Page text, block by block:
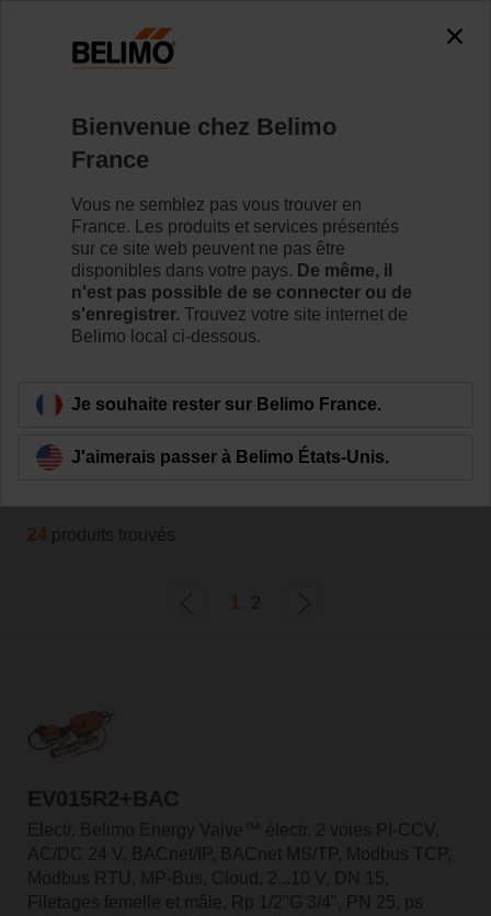
Belimo Energy Valve™ avec TEM
La vanne Belimo Energy Valve™ avec compteur
contrôle de l'énergie et la facturation (certifiée) dans un
seul appareil. Mesurer et surveiller avec précision débits
thermiques et la consommation d'énergie dans les
systèmes de chauffage et de refroidissement avec une
comptabilité analytique basée sur l'IoT à l'aide d'un seul
appareil.
Filtrer par
24produits trouvés
1 2
EV015R2+BAC
Electr. Belimo Energy Valve™ électr. 2 voies PI-CCV,
AC/DC 24 V, BACnet/IP, BACnet MS/TP, Modbus TCP,
Modbus RTU, MP-Bus, Cloud, 2...10 V, DN 15,
Filetages femelle et mâle, Rp 1/2"G 3/4", PN 25, ps
Bienvenue chez Belimo
France
Vous ne semblez pas vous trouver en
France. Les produits et services présentés
sur ce site web peuvent ne pas être
disponibles dans votre pays. De même, il
n'est pas possible de se connecter ou de
s'enregistrer. Trouvez votre site internet de
Belimo local ci-dessous.
Je souhaite rester sur Belimo France.
J'aimerais passer à Belimo États-Unis.